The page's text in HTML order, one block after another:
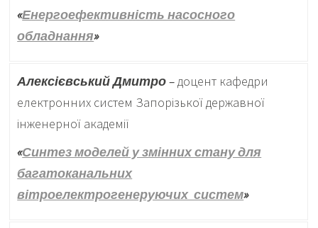
«Енергоефективність насосного
обладнання»
Алексієвський Дмитро–доцент кафедри
електронних систем Запорізької державної
інженерної академії
«Синтез моделей у змінних стану для
багатоканальних
вітроелектрогенеруючих систем»